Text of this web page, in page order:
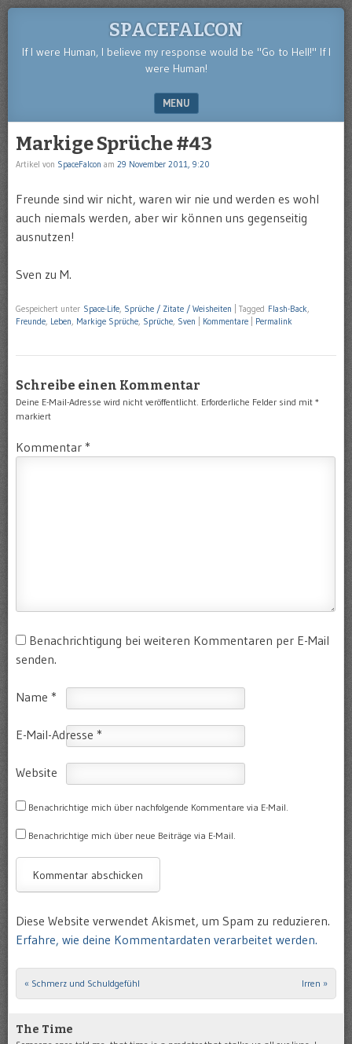
SPACEFALCON
If I were Human, I believe my response would be "Go to Hell!" If I
were Human!
MENU
Markige Sprüche #43
Artikel von SpaceFalcon am 29 November 2011, 9:20
Freunde sind wir nicht, waren wir nie und werden es wohl
auch niemals werden, aber wir können uns gegenseitig
ausnutzen!
Sven zu M.
Gespeichert unter Space-Life, Sprüche / Zitate / Weisheiten Tagged Flash-Back,
Freunde, Leben, Markige Sprüche, Sprüche, Sven Kommentare Permalink
Schreibe einen Kommentar
Deine E-Mail-Adresse wird nicht veröffentlicht. Erforderliche Felder sind mit *
markiert
Kommentar *
Benachrichtigung bei weiteren Kommentaren per E-Mail
senden.
Name *
E-Mail-Adresse *
Website
Benachrichtige mich über nachfolgende Kommentare via E-Mail.
Benachrichtige mich über neue Beiträge via E-Mail.
Diese Website verwendet Akismet, um Spam zu reduzieren.
Erfahre, wie deine Kommentardaten verarbeitet werden.
Post navigation
« Schmerz und Schuldgefühl Irren »
The Time